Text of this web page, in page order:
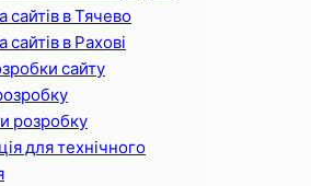
сайтів в Тячево
сайтів в Рахові
сайту
розробку
для технічного